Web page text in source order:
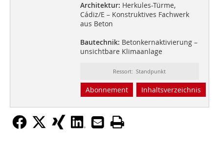
Architektur: Herkules-Türme,
Cádiz/E – Konstruktives Fachwerk
aus Beton
Bautechnik: Betonkernaktivierung –
unsichtbare Klimaanlage
Ressort: Standpunkt
Abonnement Inhaltsverzeichnis